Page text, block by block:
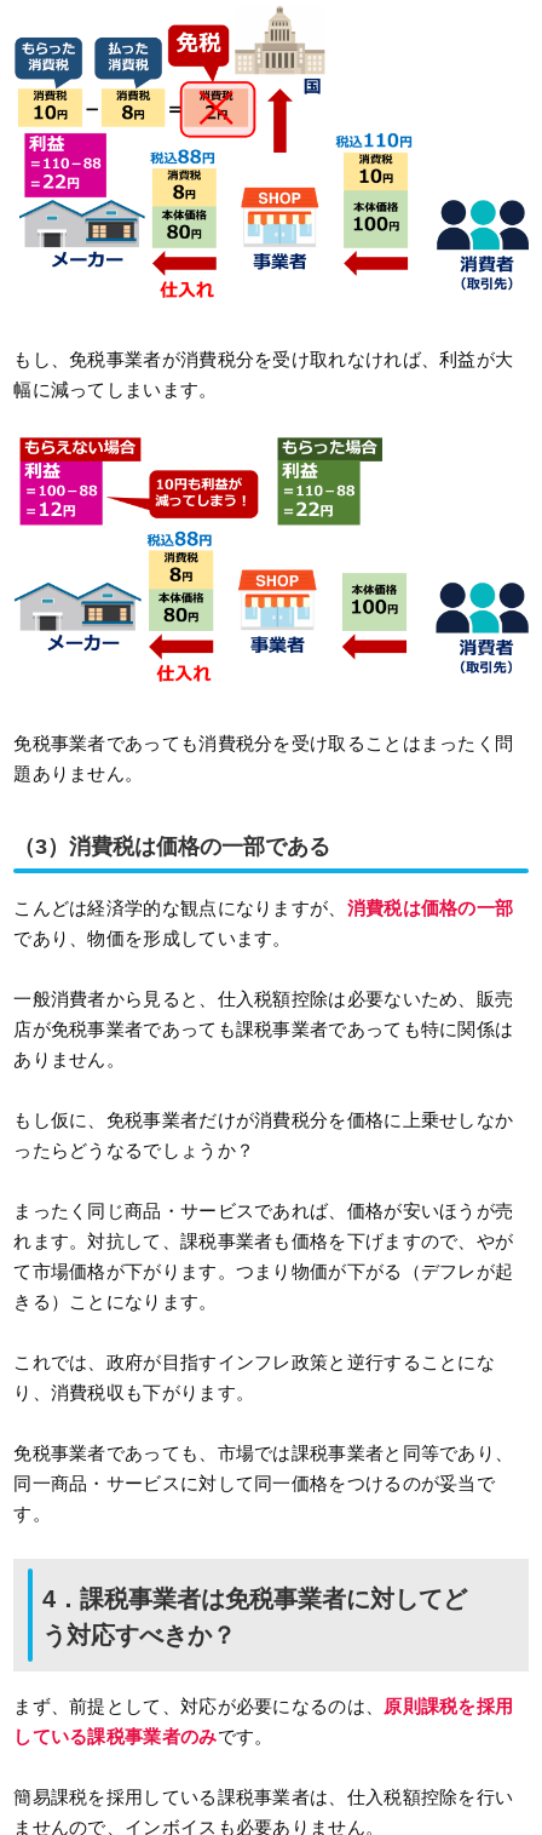
もし、免税事業者が消費税分を受け取れなければ、利益が大
幅に減ってしまいます。
免税事業者であっても消費税分を受け取ることはまったく問
題ありません。
（3）消費税は価格の一部である
こんどは経済学的な観点になりますが、 消費税は価格の一部
であり、物価を形成しています。
一般消費者から見ると、仕入税額控除は必要ないため、販売
店が免税事業者であっても課税事業者であっても特に関係は
ありません。
もし仮に、免税事業者だけが消費税分を価格に上乗せしなか
ったらどうなるでしょうか？
まったく同じ商品・サービスであれば、価格が安いほうが売
れます。対抗して、課税事業者も価格を下げますので、やが
て市場価格が下がります。つまり物価が下がる（デフレが起
きる）ことになります。
これでは、政府が目指すインフレ政策と逆行することにな
り、消費税収も下がります。
免税事業者であっても、市場では課税事業者と同等であり、
同一商品・サービスに対して同一価格をつけるのが妥当で
す。
4．課税事業者は免税事業者に対してど
う対応すべきか？
まず、前提として、対応が必要になるのは、
原則課税を採用
している課税事業者のみです。
簡易課税を採用している課税事業者は、仕入税額控除を行い
ませんので、インボイスも必要ありません。